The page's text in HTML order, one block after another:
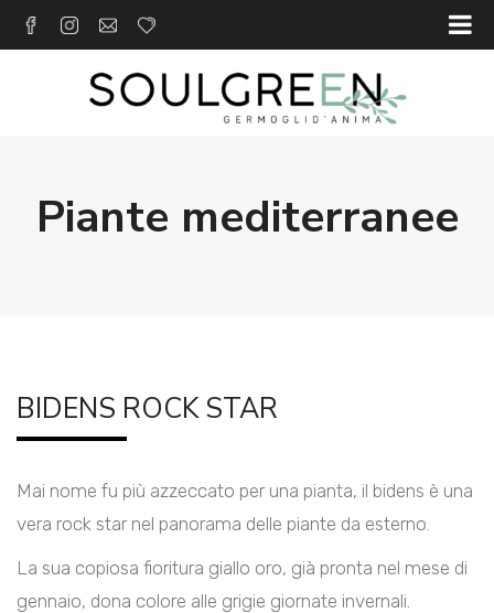
Piante mediterranee
BIDENS ROCK STAR
Mai nome fu più azzeccato per una pianta, il bidens è una
vera rock star nel panorama delle piante da esterno.
La sua copiosa fioritura giallo oro, già pronta nel mese di
gennaio, dona colore alle grigie giornate invernali.